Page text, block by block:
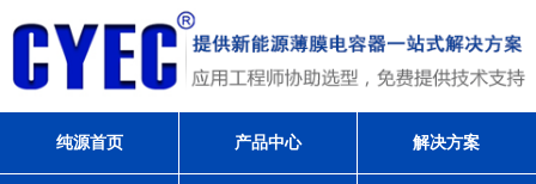
纯源首页 产品中心 解决方案